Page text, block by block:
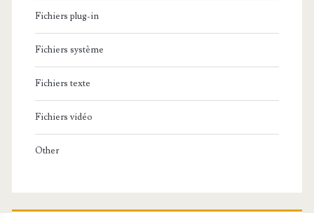
Fichiers plug-in
Fichiers système
Fichiers texte
Fichiers vidéo
Other